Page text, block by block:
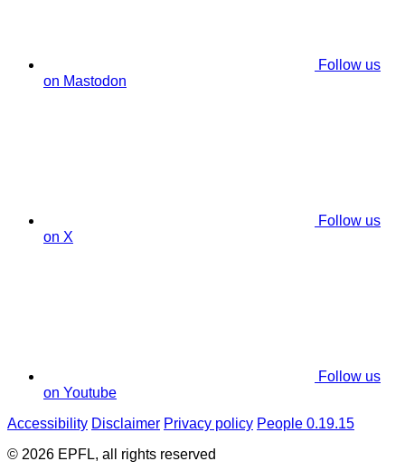
Follow us
on Mastodon
Follow us
on X
Follow us
on Youtube
Accessibility Disclaimer Privacy policy People 0.19.15
© 2026 EPFL, all rights reserved